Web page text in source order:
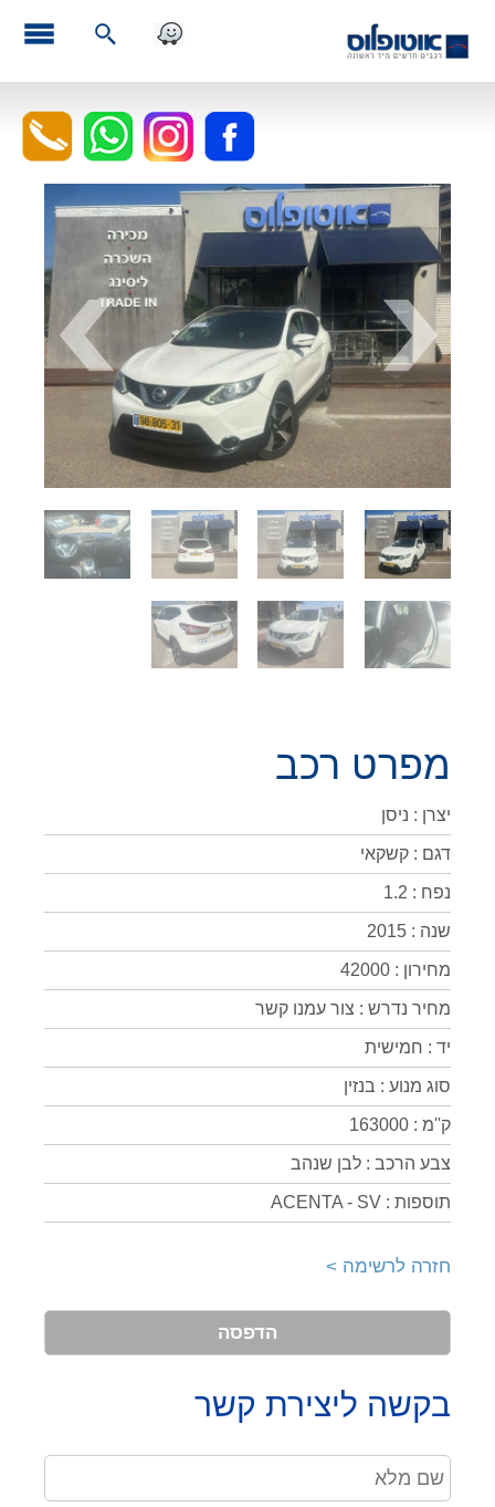
מפרט רכב
יצרן : ניסן
דגם : קשקאי
נפח : 1.2
שנה : 2015
מחירון : 42000
מחיר נדרש : צור עמנו קשר
יד : חמישית
סוג מנוע : בנזין
ק''מ : 163000
צבע הרכב : לבן שנהב
תוספות : ACENTA - SV
חזרה לרשימה >
הדפסה
בקשה ליצירת קשר